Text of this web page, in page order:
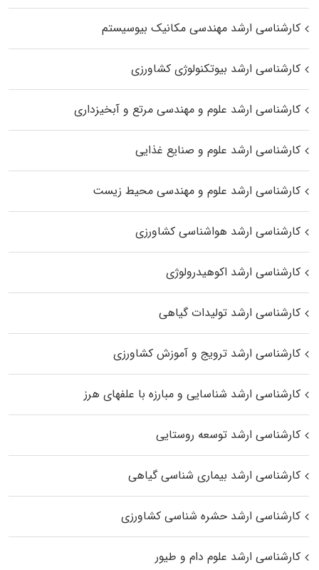
کارشناسی ارشد مهندسی مکانیک بیوسیستم
کارشناسی ارشد بیوتکنولوژی کشاورزی
کارشناسی ارشد علوم و مهندسی مرتع و آبخیزداری
کارشناسی ارشد علوم و صنایع غذایی
کارشناسی ارشد علوم و مهندسی محیط زیست
کارشناسی ارشد هواشناسی کشاورزی
کارشناسی ارشد اکوهیدرولوژی
کارشناسی ارشد تولیدات گیاهی
کارشناسی ارشد ترویج و آموزش کشاورزی
کارشناسی ارشد شناسایی و مبارزه با علفهای هرز
کارشناسی ارشد توسعه روستایی
کارشناسی ارشد بیماری‌ شناسی گیاهی
کارشناسی ارشد حشره‌ شناسی کشاورزی
کارشناسی ارشد علوم دام و طیور